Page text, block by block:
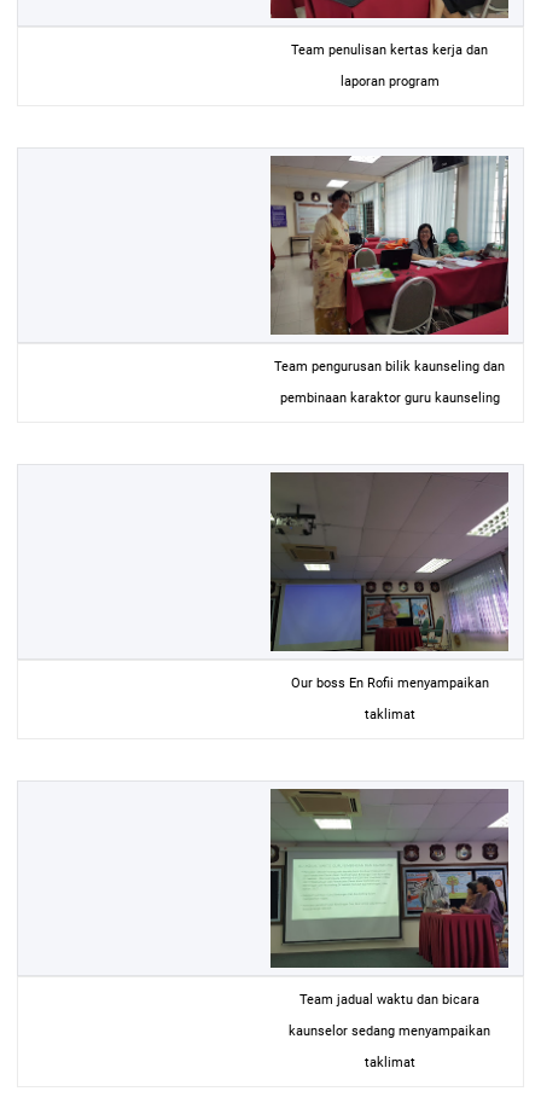
Team penulisan kertas kerja dan
laporan program
Team pengurusan bilik kaunseling dan
pembinaan karaktor guru kaunseling
Our boss En Rofii menyampaikan
taklimat
Team jadual waktu dan bicara
kaunselor sedang menyampaikan
taklimat